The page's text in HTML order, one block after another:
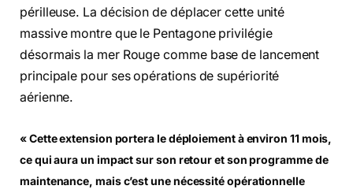
périlleuse. La décision de déplacer cette unité
massive montre que le Pentagone privilégie
désormais la mer Rouge comme base de lancement
principale pour ses opérations de supériorité
aérienne.
« Cette extension portera le déploiement à environ 11 mois,
ce qui aura un impact sur son retour et son programme de
maintenance, mais c’est une nécessité opérationnelle